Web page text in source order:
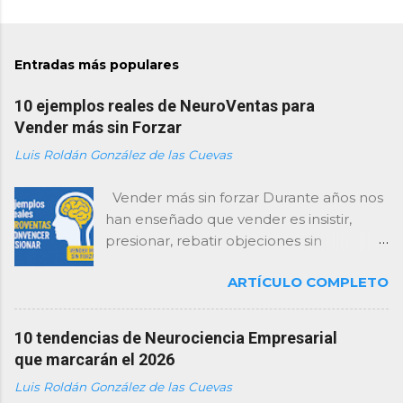
Entradas más populares
10 ejemplos reales de NeuroVentas para
Vender más sin Forzar
Luis Roldán González de las Cuevas
Vender más sin forzar Durante años nos
han enseñado que vender es insistir,
presionar, rebatir objeciones sin
consultor, te lo digo con total claridad:
esa forma de vender está agotada… y el
cerebro del cliente la rechaza . Hoy, las
empresas que mejor venden no son las
que presionan más, sino las que
entienden mejor cómo decide el
ARTÍCULO COMPLETO
10 tendencias de Neurociencia Empresarial
que marcarán el 2026
Luis Roldán González de las Cuevas